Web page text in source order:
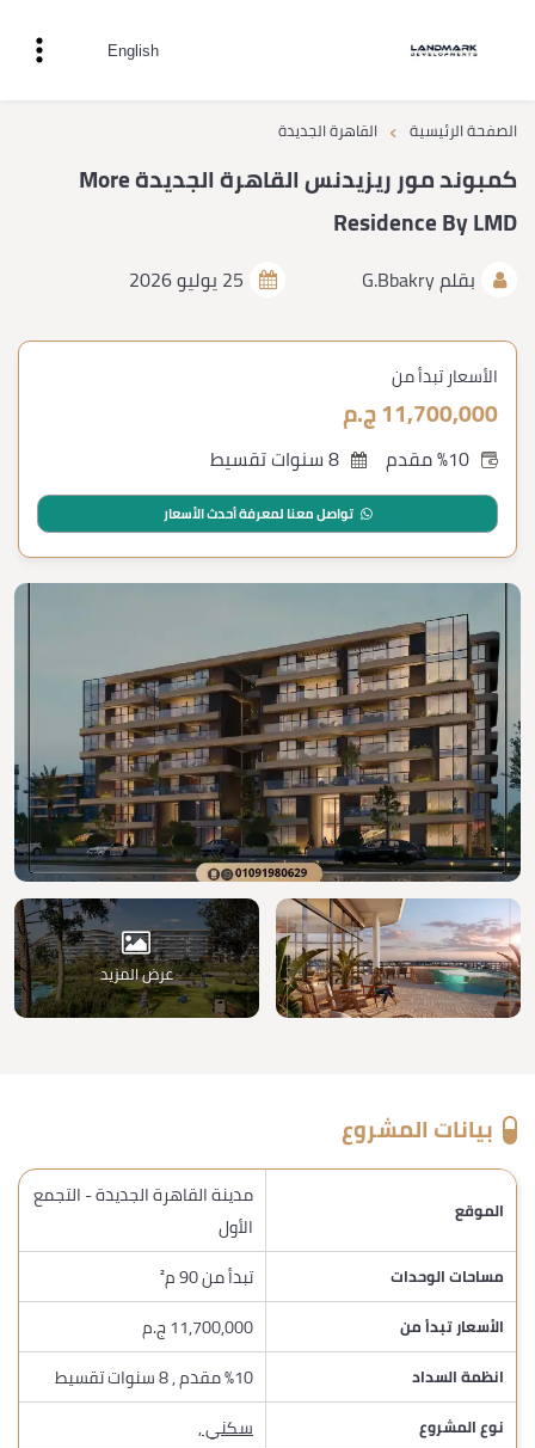
English
الصفحة الرئيسية › القاهرة الجديدة
كمبوند مور ريزيدنس القاهرة الجديدة More
Residence By LMD
بقلمG.Bbakry 25 يوليو 2026
الأسعار تبدأ من
11,700,000 ج.م
%10 مقدم 8 سنوات تقسيط
تواصل معنا لمعرفة أحدث الأسعار
عرض المزيد
بيانات المشروع
الموقع
مدينة القاهرة الجديدة - التجمع
الأول
مساحات الوحدات تبدأ من 90 م²
الأسعار تبدأ من 11,700,000 ج.م
انظمة السداد %10 مقدم , 8 سنوات تقسيط
نوع المشروع سكني,